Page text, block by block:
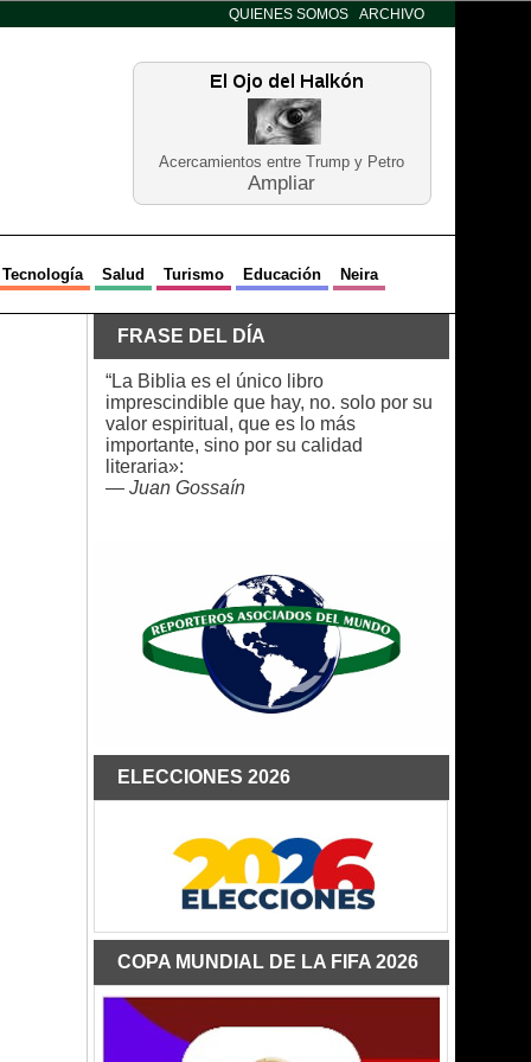
QUIENES SOMOS ARCHIVO
Acercamientos entre Trump y Petro
Ampliar
Tecnología Salud Turismo Educación Neira
FRASE DEL DÍA
“La Biblia es el único libro
imprescindible que hay, no. solo por su
valor espiritual, que es lo más
importante, sino por su calidad
literaria»:
— Juan Gossaín
ELECCIONES 2026
COPA MUNDIAL DE LA FIFA 2026